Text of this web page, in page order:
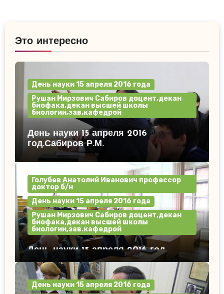
Это интересно
День науки 15 апреля 2016 года
Рушан Мирзович Сабиров доцент,декан
биофака,декан высшей школы
биологии,зав.кафедрой
День науки 15 апреля 2016
год.Сабиров Р.М.
Голубев Анатолий Иванович профессор
доктор б/н
День науки 15 апреля 2016 года
Рушан Мирзович Сабиров доцент,декан
биофака,декан высшей школы
биологии,зав.кафедрой
День науки 15 апреля 2016 год.
День науки 15 апреля 2016 года